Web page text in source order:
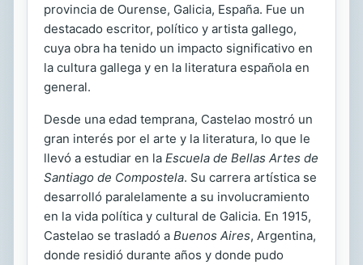
provincia de Ourense, Galicia, España. Fue un
destacado escritor, político y artista gallego,
cuya obra ha tenido un impacto significativo en
la cultura gallega y en la literatura española en
general.
Desde una edad temprana, Castelao mostró un
gran interés por el arte y la literatura, lo que le
llevó a estudiar en la Escuela de Bellas Artes de
Santiago de Compostela. Su carrera artística se
desarrolló paralelamente a su involucramiento
en la vida política y cultural de Galicia. En 1915,
Castelao se trasladó a Buenos Aires, Argentina,
donde residió durante años y donde pudo